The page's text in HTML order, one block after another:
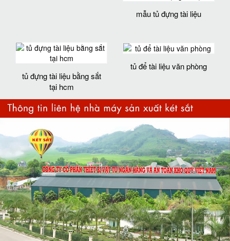
mẫu tủ đựng tài liệu
tủ đựng tài liệu bằng sắt
tại hcm
tủ để tài liệu văn phòng